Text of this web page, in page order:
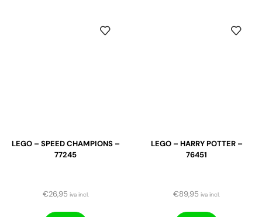
LEGO – SPEED CHAMPIONS –
77245
€26,95 iva incl.
LEGO – HARRY POTTER –
76451
€89,95 iva incl.